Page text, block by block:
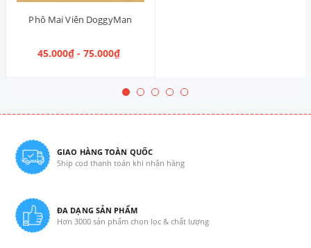
Phô Mai Viên DoggyMan
45.000₫ - 75.000₫
GIAO HÀNG TOÀN QUỐC
Ship cod thanh toán khi nhận hàng
ĐA DẠNG SẢN PHẨM
Hơn 3000 sản phẩm chọn lọc & chất lượng